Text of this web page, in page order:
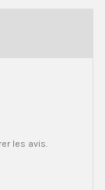
les avis.